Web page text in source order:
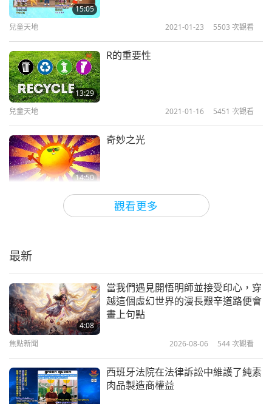
觀看更多
15:05
兒童天地 2021-01-23 5503 次觀看
13:29
R的重要性
兒童天地 2021-01-16 5451 次觀看
14:50
奇妙之光
2021-01-09
最受歡迎的墨西哥電視動畫片：《笑
星和他的朋友們》及《克蕾歐與小
來戶外跟我們一起玩
最新
4:08
當我們遇見開悟明師並接受印心，穿
越這個虛幻世界的漫長艱辛道路便會
畫上句點
焦點新聞 2026-08-06 544次觀看
西班牙法院在法律訴訟中維護了純素
肉品製造商權益